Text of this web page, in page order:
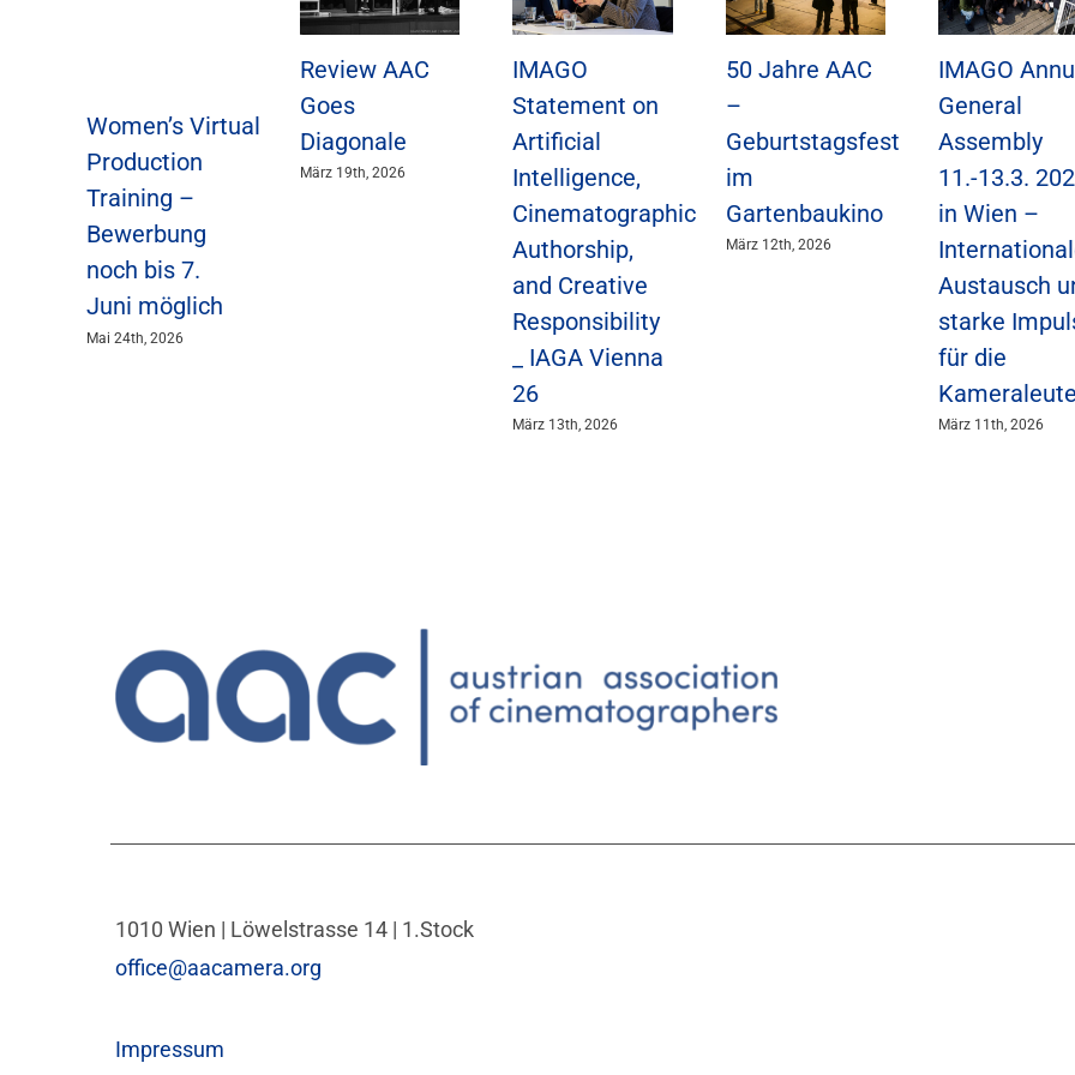
Women’s Virtual
Production
Training –
Bewerbung
noch bis 7.
Juni möglich
Mai 24th, 2026
Review AAC
Goes
Diagonale
März 19th, 2026
IMAGO
Statement on
Artificial
Intelligence,
Cinematographic
Authorship,
and Creative
Responsibility
_ IAGA Vienna
26
März 13th, 2026
50 Jahre AAC
–
Geburtstagsfest
im
Gartenbaukino
März 12th, 2026
IMAGO
General
Assembly
11.-13.3.
in Wien –
Austausch
starke
für die
Kameraleute
März 11th, 2026
1010 Wien | Löwelstrasse 14 | 1.Stock
office@aacamera.org
Impressum